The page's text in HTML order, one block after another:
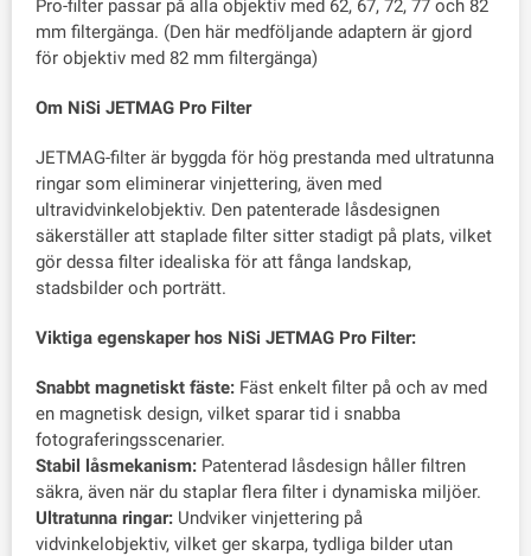
Pro-filter passar på alla objektiv med 62, 67, 72, 77 och 82
mm filtergänga. (Den här medföljande adaptern är gjord
för objektiv med 82 mm filtergänga)
Om NiSi JETMAG Pro Filter
JETMAG-filter är byggda för hög prestanda med ultratunna
ringar som eliminerar vinjettering, även med
ultravidvinkelobjektiv. Den patenterade låsdesignen
säkerställer att staplade filter sitter stadigt på plats, vilket
gör dessa filter idealiska för att fånga landskap,
stadsbilder och porträtt.
Viktiga egenskaper hos NiSi JETMAG Pro Filter:
Snabbt magnetiskt fäste: Fäst enkelt filter på och av med
en magnetisk design, vilket sparar tid i snabba
fotograferingsscenarier.
Stabil låsmekanism: Patenterad låsdesign håller filtren
säkra, även när du staplar flera filter i dynamiska miljöer.
Ultratunna ringar: Undviker vinjettering på
vidvinkelobjektiv, vilket ger skarpa, tydliga bilder utan